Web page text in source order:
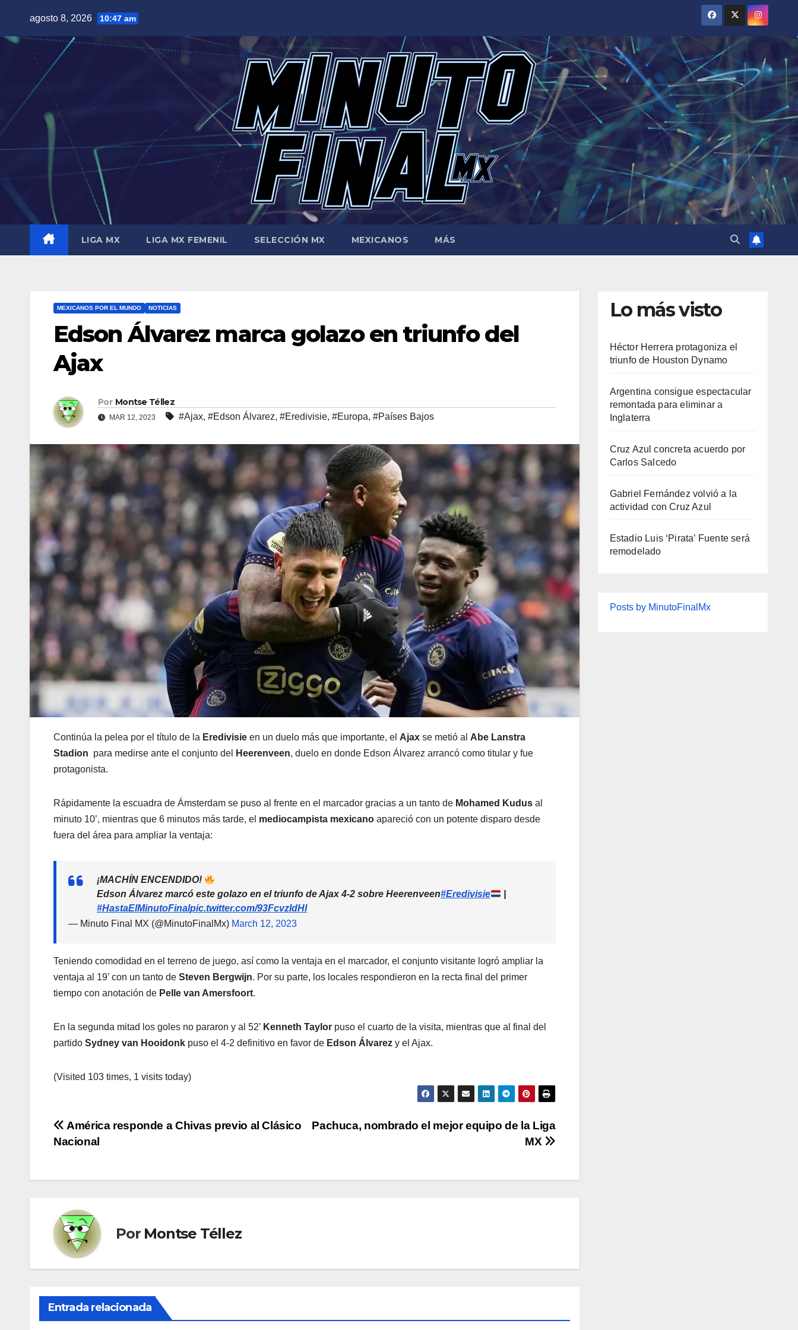
contenido
agosto 8, 2026 10:47 am
LIGA MX LIGA MX FEMENIL SELECCIÓN MX MEXICANOS MÁS
MEXICANOS POR EL MUNDO NOTICIAS
Edson Álvarez marca golazo en triunfo del
Ajax
Por Montse Téllez
MAR 12, 2023 #Ajax, #Edson Álvarez, #Eredivisie, #Europa, #Países Bajos
Continúa la pelea por el título de la Eredivisie en un duelo más que importante, el Ajax se metió al Abe Lanstra
Stadion para medirse ante el conjunto del Heerenveen, duelo en donde Edson Álvarez arrancó como titular y fue
protagonista.
Rápidamente la escuadra de Ámsterdam se puso al frente en el marcador gracias a un tanto de Mohamed Kudus al
minuto 10’, mientras que 6 minutos más tarde, el mediocampista mexicano apareció con un potente disparo desde
fuera del área para ampliar la ventaja:
¡MACHÍN ENCENDIDO!
Edson Álvarez marcó este golazo en el triunfo de Ajax 4-2 sobre Heerenveen#Eredivisie
#HastaElMinutoFinalpic.twitter.com/93FcvzIdHl
— Minuto Final MX (@MinutoFinalMx) March 12, 2023
Teniendo comodidad en el terreno de juego, así como la ventaja en el marcador, el conjunto visitante logró ampliar la
ventaja al 19’ con un tanto de Steven Bergwijn. Por su parte, los locales respondieron en la recta final del primer
tiempo con anotación de Pelle van Amersfoort.
En la segunda mitad los goles no pararon y al 52’ Kenneth Taylor puso el cuarto de la visita, mientras que al final del
partido Sydney van Hooidonk puso el 4-2 definitivo en favor de Edson Álvarez y el Ajax.
(Visited 103 times, 1 visits today)
Navegación
entradas
Pachuca, nombrado el mejor equipo de la Liga
MX
América responde a Chivas previo al Clásico
Nacional
Por Montse Téllez
Entrada relacionada
Lo más visto
Héctor Herrera protagoniza el
triunfo de Houston Dynamo
Argentina consigue espectacular
remontada para eliminar a
Inglaterra
Cruz Azul concreta acuerdo por
Carlos Salcedo
Gabriel Fernández volvió a la
actividad con Cruz Azul
Estadio Luis ‘Pirata’ Fuente será
remodelado
Posts by MinutoFinalMx